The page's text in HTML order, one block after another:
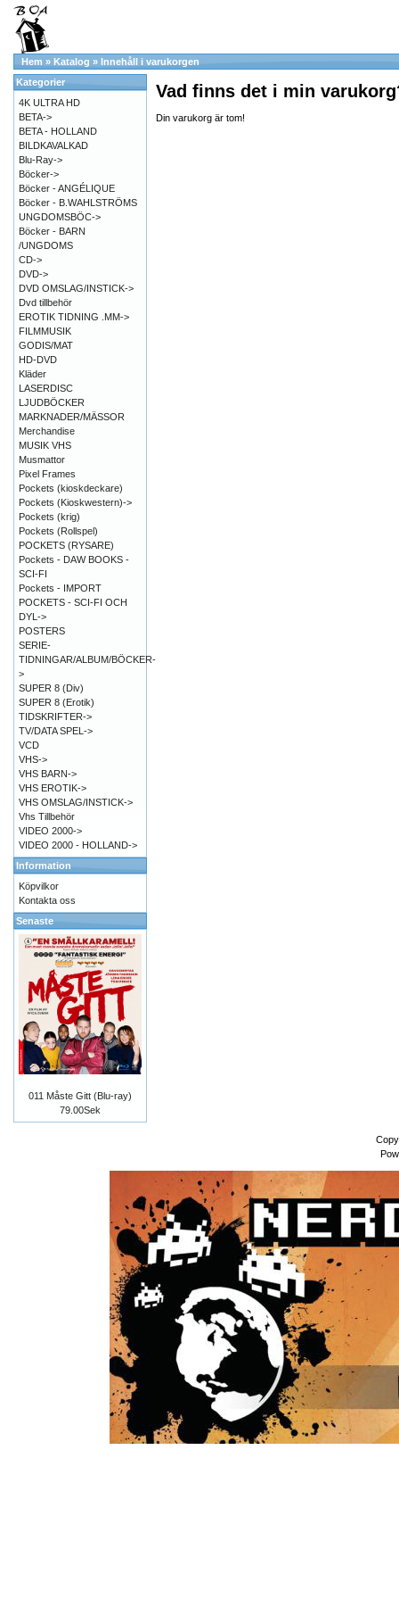
Hem » Katalog » Innehåll i varukorgen
Vad finns det i min
Din varukorg är tom!
Kategorier
4K ULTRA HD
BETA->
BETA - HOLLAND
BILDKAVALKAD
Blu-Ray->
Böcker->
Böcker - ANGÉLIQUE
Böcker - B.WAHLSTRÖMS
UNGDOMSBÖC->
Böcker - BARN
/UNGDOMS
CD->
DVD->
DVD OMSLAG/INSTICK->
Dvd tillbehör
EROTIK TIDNING .MM->
FILMMUSIK
GODIS/MAT
HD-DVD
Kläder
LASERDISC
LJUDBÖCKER
MARKNADER/MÄSSOR
Merchandise
MUSIK VHS
Musmattor
Pixel Frames
Pockets (kioskdeckare)
Pockets (Kioskwestern)->
Pockets (krig)
Pockets (Rollspel)
POCKETS (RYSARE)
Pockets - DAW BOOKS -
SCI-FI
Pockets - IMPORT
POCKETS - SCI-FI OCH
DYL->
POSTERS
SERIE-
TIDNINGAR/ALBUM/BÖCKER-
>
SUPER 8 (Div)
SUPER 8 (Erotik)
TIDSKRIFTER->
TV/DATA SPEL->
VCD
VHS->
VHS BARN->
VHS EROTIK->
VHS OMSLAG/INSTICK->
Vhs Tillbehör
VIDEO 2000->
VIDEO 2000 - HOLLAND->
Information
Köpvilkor
Kontakta oss
Senaste
011 Måste Gitt (Blu-ray)
79.00Sek